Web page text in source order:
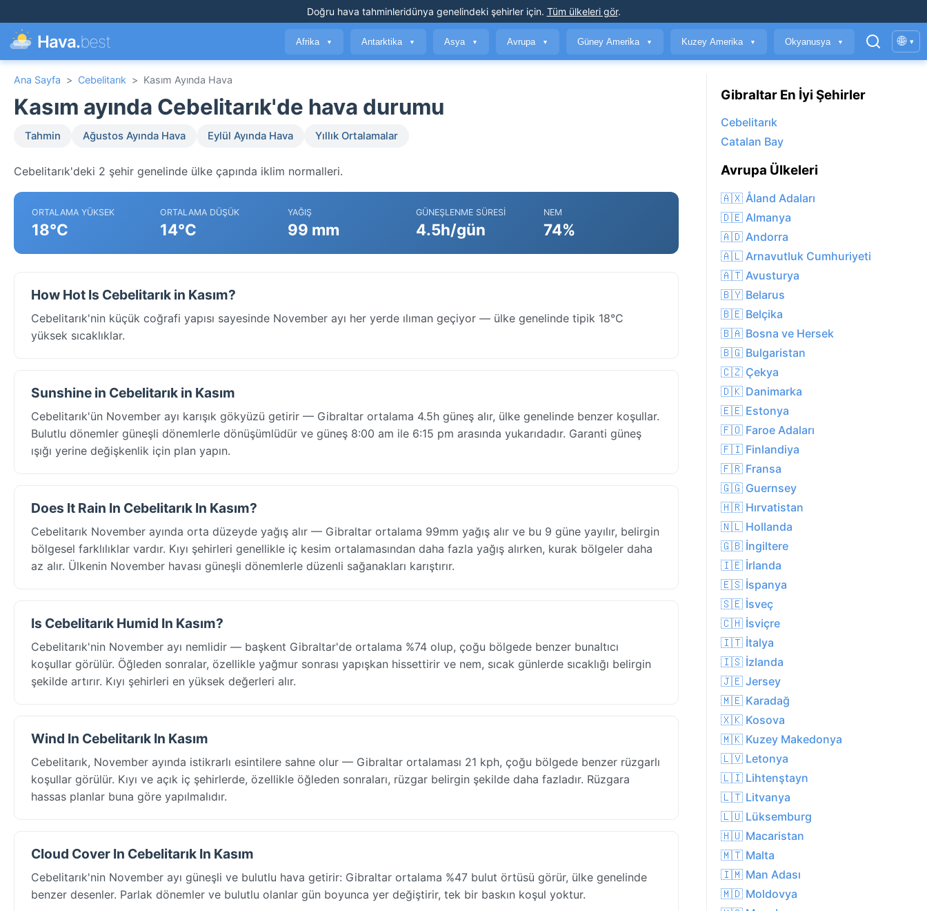
Doğru hava tahminleridünya genelindeki şehirler için. Tüm ülkeleri gör.
Hava.best Afrika ▼ Antarktika ▼ Asya ▼ Avrupa ▼ Güney Amerika ▼ Kuzey Amerika ▼ Okyanusya ▼ 🌐 ▾
Ana Sayfa > Cebelitarık > Kasım Ayında Hava
Kasım ayında Cebelitarık'de hava durumu
Tahmin Ağustos Ayında Hava Eylül Ayında Hava Yıllık Ortalamalar
Cebelitarık'deki 2 şehir genelinde ülke çapında iklim normalleri.
ORTALAMA YÜKSEK
18°C
ORTALAMA DÜŞÜK
14°C
YAĞIŞ
99 mm
GÜNEŞLENME SÜRESI
4.5h/gün
NEM
74%
How Hot Is Cebelitarık in Kasım?
Cebelitarık'nin küçük coğrafi yapısı sayesinde November ayı her yerde ılıman geçiyor — ülke genelinde tipik 18°C
yüksek sıcaklıklar.
Sunshine in Cebelitarık in Kasım
Cebelitarık'ün November ayı karışık gökyüzü getirir — Gibraltar ortalama 4.5h güneş alır, ülke genelinde benzer koşullar.
Bulutlu dönemler güneşli dönemlerle dönüşümlüdür ve güneş 8:00 am ile 6:15 pm arasında yukarıdadır. Garanti güneş
ışığı yerine değişkenlik için plan yapın.
Does It Rain In Cebelitarık In Kasım?
Cebelitarık November ayında orta düzeyde yağış alır — Gibraltar ortalama 99mm yağış alır ve bu 9 güne yayılır, belirgin
bölgesel farklılıklar vardır. Kıyı şehirleri genellikle iç kesim ortalamasından daha fazla yağış alırken, kurak bölgeler daha
az alır. Ülkenin November havası güneşli dönemlerle düzenli sağanakları karıştırır.
Is Cebelitarık Humid In Kasım?
Cebelitarık'nin November ayı nemlidir — başkent Gibraltar'de ortalama %74 olup, çoğu bölgede benzer bunaltıcı
koşullar görülür. Öğleden sonralar, özellikle yağmur sonrası yapışkan hissettirir ve nem, sıcak günlerde sıcaklığı belirgin
şekilde artırır. Kıyı şehirleri en yüksek değerleri alır.
Wind In Cebelitarık In Kasım
Cebelitarık, November ayında istikrarlı esintilere sahne olur — Gibraltar ortalaması 21 kph, çoğu bölgede benzer rüzgarlı
koşullar görülür. Kıyı ve açık iç şehirlerde, özellikle öğleden sonraları, rüzgar belirgin şekilde daha fazladır. Rüzgara
hassas planlar buna göre yapılmalıdır.
Cloud Cover In Cebelitarık In Kasım
Cebelitarık'nin November ayı güneşli ve bulutlu hava getirir: Gibraltar ortalama %47 bulut örtüsü görür, ülke genelinde
benzer desenler. Parlak dönemler ve bulutlu olanlar gün boyunca yer değiştirir, tek bir baskın koşul yoktur.
Gibraltar En İyi Şehirler
Cebelitarık
Catalan Bay
Avrupa Ülkeleri
🇦🇽 Åland Adaları
🇩🇪 Almanya
🇦🇩 Andorra
🇦🇱 Arnavutluk Cumhuriyeti
🇦🇹 Avusturya
🇧🇾 Belarus
🇧🇪 Belçika
🇧🇦 Bosna ve Hersek
🇧🇬 Bulgaristan
🇨🇿 Çekya
🇩🇰 Danimarka
🇪🇪 Estonya
🇫🇴 Faroe Adaları
🇫🇮 Finlandiya
🇫🇷 Fransa
🇬🇬 Guernsey
🇭🇷 Hırvatistan
🇳🇱 Hollanda
🇬🇧 İngiltere
🇮🇪 İrlanda
🇪🇸 İspanya
🇸🇪 İsveç
🇨🇭 İsviçre
🇮🇹 İtalya
🇮🇸 İzlanda
🇯🇪 Jersey
🇲🇪 Karadağ
🇽🇰 Kosova
🇲🇰 Kuzey Makedonya
🇱🇻 Letonya
🇱🇮 Lihtenştayn
🇱🇹 Litvanya
🇱🇺 Lüksemburg
🇭🇺 Macaristan
🇲🇹 Malta
🇮🇲 Man Adası
🇲🇩 Moldovya